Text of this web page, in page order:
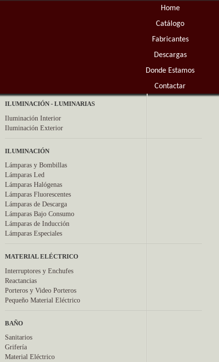
Home
Catálogo
Fabricantes
Descargas
Donde Estamos
Contactar
ILUMINACIÓN - LUMINARIAS
Iluminación Interior
Iluminación Exterior
ILUMINACIÓN
Lámparas y Bombillas
Lámparas Led
Lámparas Halógenas
Lámparas Fluorescentes
Lámparas de Descarga
Lámparas Bajo Consumo
Lámparas de Inducción
Lámparas Especiales
MATERIAL ELÉCTRICO
Interruptores y Enchufes
Reactancias
Porteros y Video Porteros
Pequeño Material Eléctrico
BAÑO
Sanitarios
Grifería
Material Eléctrico